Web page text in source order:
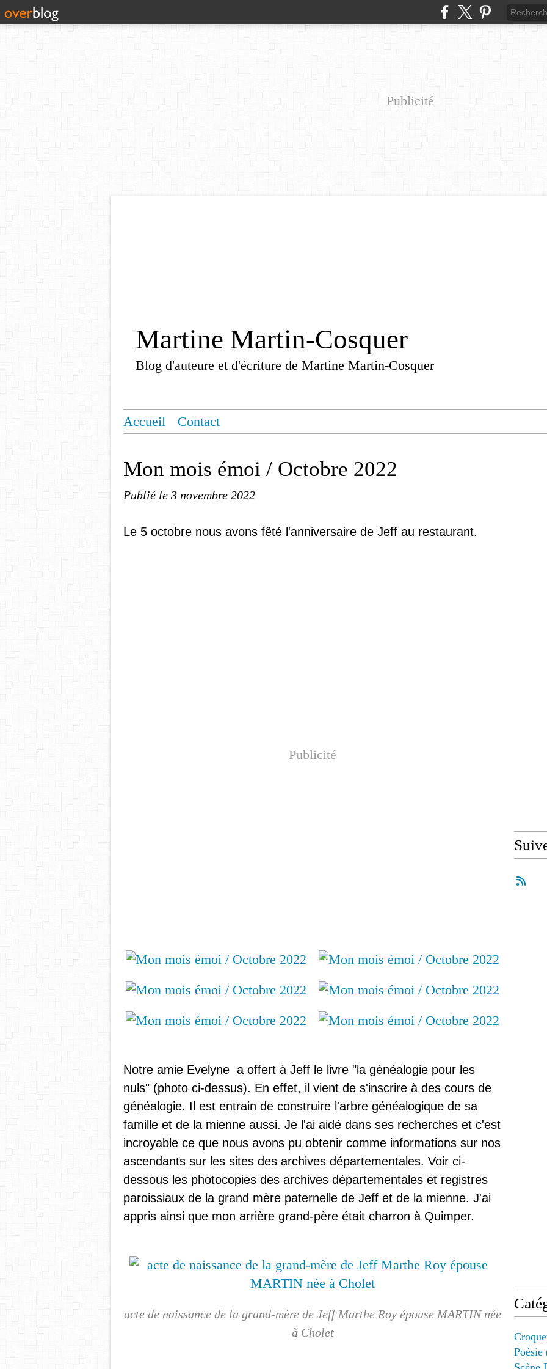
Publicité
Martine Martin-Cosquer
Blog d'auteure et d'écriture de Martine Martin-Cosquer
Accueil Contact
Mon mois émoi / Octobre 2022
Publié le 3 novembre 2022
Le 5 octobre nous avons fêté l'anniversaire de Jeff au restaurant.
Publicité
Notre amie Evelyne a offert à Jeff le livre "la généalogie pour les
nuls" (photo ci-dessus). En effet, il vient de s'inscrire à des cours de
généalogie. Il est entrain de construire l'arbre généalogique de sa
famille et de la mienne aussi. Je l'ai aidé dans ses recherches et c'est
incroyable ce que nous avons pu obtenir comme informations sur nos
ascendants sur les sites des archives départementales. Voir ci-
dessous les photocopies des archives départementales et registres
paroissiaux de la grand mère paternelle de Jeff et de la mienne. J'ai
appris ainsi que mon arrière grand-père était charron à Quimper.
acte de naissance de la grand-mère de Jeff Marthe Roy épouse MARTIN née
à Cholet
Poésie